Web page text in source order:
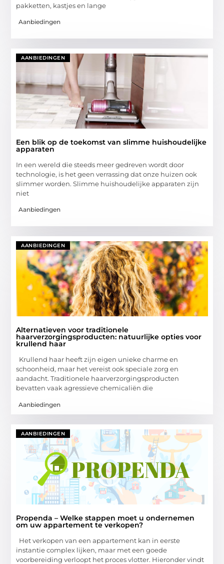
pakketten, kastjes en lange
Aanbiedingen
AANBIEDINGEN
Een blik op de toekomst van slimme huishoudelijke
apparaten
In een wereld die steeds meer gedreven wordt door
technologie, is het geen verrassing dat onze huizen ook
slimmer worden. Slimme huishoudelijke apparaten zijn
niet
Aanbiedingen
AANBIEDINGEN
Alternatieven voor traditionele
haarverzorgingsproducten: natuurlijke opties voor
krullend haar
Krullend haar heeft zijn eigen unieke charme en
schoonheid, maar het vereist ook speciale zorg en
aandacht. Traditionele haarverzorgingsproducten
bevatten vaak agressieve chemicaliën die
Aanbiedingen
AANBIEDINGEN
Propenda – Welke stappen moet u ondernemen
om uw appartement te verkopen?
Het verkopen van een appartement kan in eerste
instantie complex lijken, maar met een goede
voorbereiding verloopt het proces vlotter. Hieronder vindt